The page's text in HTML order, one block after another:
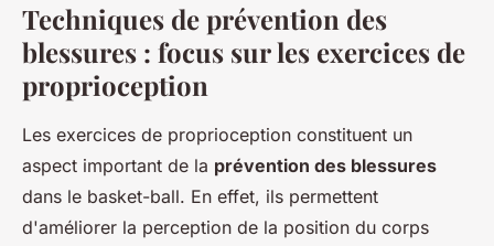
Techniques de prévention des
blessures : focus sur les exercices de
proprioception
Les exercices de proprioception constituent un
aspect important de la prévention des blessures
dans le basket-ball. En effet, ils permettent
d'améliorer la perception de la position du corps